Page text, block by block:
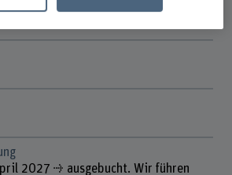
2027 ⇢ ausgebucht. Wir führen